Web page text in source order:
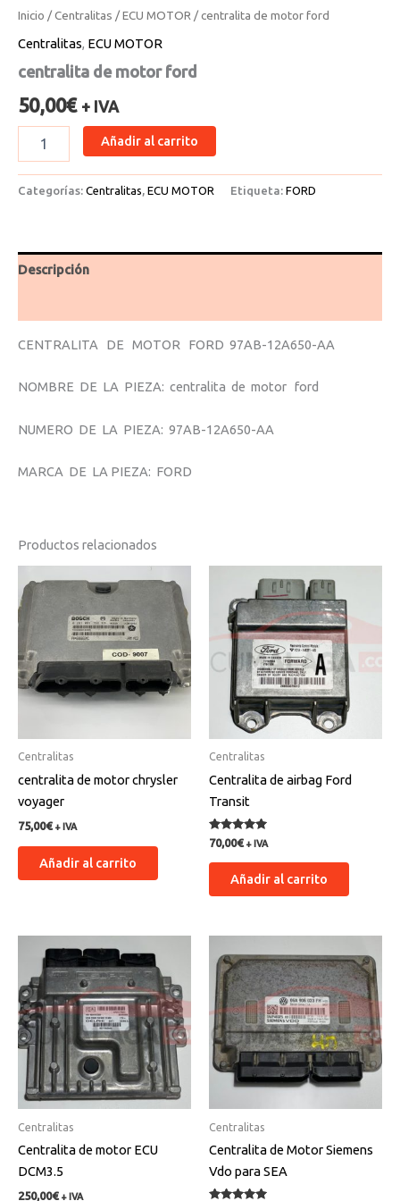
Inicio /Centralitas /ECU MOTOR/ centralita de motor ford
Centralitas, ECU MOTOR
centralita de motor ford
50,00€ + IVA
Añadir al carrito
Categorías: Centralitas, ECU MOTOR Etiqueta: FORD
Descripción
CENTRALITA DE MOTOR FORD 97AB-12A650-AA
NOMBRE DE LA PIEZA: centralita de motor ford
NUMERO DE LA PIEZA: 97AB-12A650-AA
MARCA DE LA PIEZA: FORD
Productos relacionados
Centralitas
centralita de motor chrysler
voyager
75,00€ + IVA
Añadir al carrito
Centralitas
Centralita de airbag Ford
Transit
Valorado
con
5.00
70,00€ + IVA
Añadir al carrito
Centralitas
Centralita de motor ECU
DCM3.5
250,00€ + IVA
Centralitas
Centralita de Motor Siemens
Vdo para SEA